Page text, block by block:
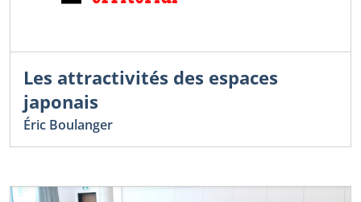
Les attractivités des espaces
japonais
Éric Boulanger